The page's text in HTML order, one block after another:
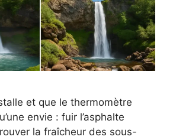
et que le thermomètre
envie : fuir l’asphalte
la fraîcheur des sous-